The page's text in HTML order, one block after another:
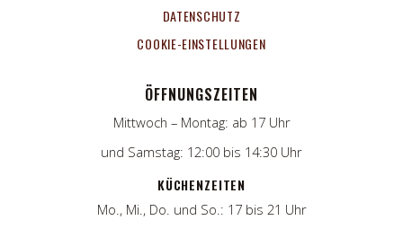
DATENSCHUTZ
COOKIE-EINSTELLUNGEN
ÖFFNUNGSZEITEN
Mittwoch – Montag: ab 17 Uhr
und Samstag: 12:00 bis 14:30 Uhr
KÜCHENZEITEN
Mo., Mi., Do. und So.: 17 bis 21 Uhr